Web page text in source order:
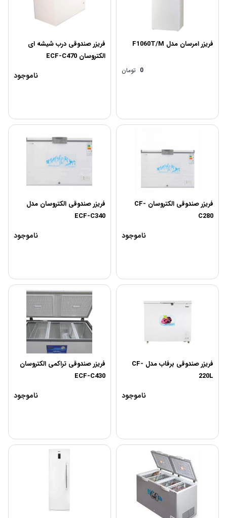
فریزر امرسان مدل F1060T/M
0 تومان
فریزر صندوقی درب شیشه ای
الکتروسان ECF-C470
ناموجود
فریزر صندوقی الکتروسان CF-
C280
ناموجود
فریزر صندوقی الکتروسان مدل
ECF-C340
ناموجود
فریزر صندوقی برفاب مدل CF-
220L
ناموجود
فریزر صندوقی تراکمی الکتروسان
ECF-C430
ناموجود